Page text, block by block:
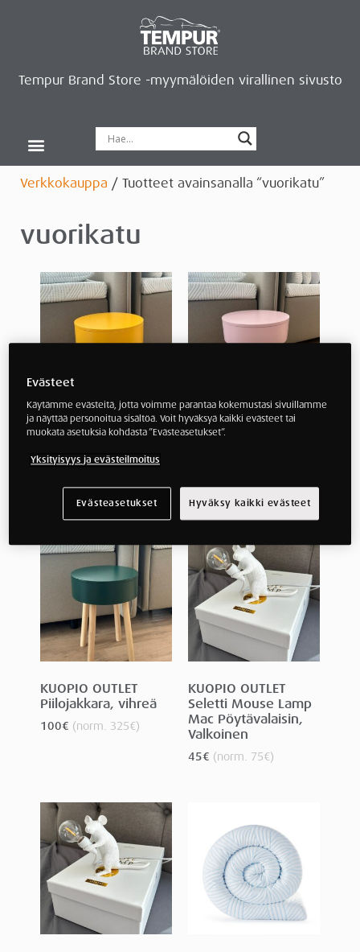
Tempur Brand Store -myymälöiden virallinen sivusto
Verkkokauppa / Tuotteet avainsanalla “vuorikatu”
vuorikatu
KUOPIO OUTLET
keltainen
€ (norm.325€)
KUOPIO OUTLET
100€ (norm.325€)
KUOPIO OUTLET
Piilojakkara, vihreä
100€ (norm. 325€)
KUOPIO OUTLET
Seletti Mouse Lamp
Mac Pöytävalaisin,
Valkoinen
45€ (norm. 75€)
Evästeet
Käytämme evästeitä, jotta voimme parantaa kokemustasi sivuillamme
ja näyttää personoitua sisältöä. Voit hyväksyä kaikki evästeet tai
muokata asetuksia kohdasta ”Evästeasetukset”.
Yksityisyys ja evästeilmoitus
Evästeasetukset Hyväksy kaikki evästeet